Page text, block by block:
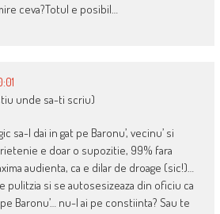
ceva?Totul e posibil…
unde sa-ti scriu)
sa-l dai in gat pe Baronu’, vecinu’ si
e doar o supozitie, 99% fara
audienta, ca e dilar de droage (sic!)…
pulitzia si se autosesizeaza din oficiu ca
Baronu’… nu-l ai pe constiinta? Sau te